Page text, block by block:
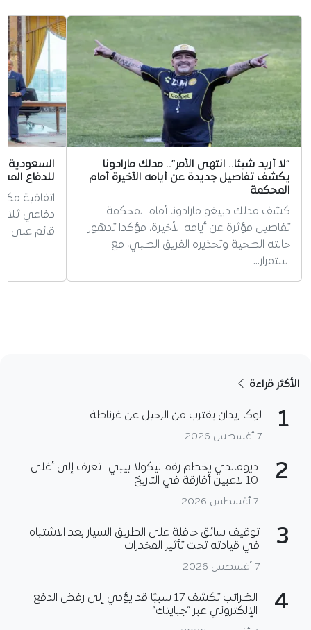
“لا أريد شيئا.. انتهى الأمر”.. مدلك مارادونا
يكشف تفاصيل جديدة عن أيامه الأخيرة أمام
المحكمة
كشف مدلك دييغو مارادونا أمام المحكمة
تفاصيل مؤثرة عن أيامه الأخيرة، مؤكدا تدهور
حالته الصحية وتحذيره الفريق الطبي، مع
استمرار…
السعودية
للدفاع
اتفاقية
دفاعي
قائم على
الأكثر قراءة
1 لوكا زيدان يقترب من الرحيل عن غرناطة
7 أغسطس 2026
2
ديوماندي يحطم رقم نيكولا بيبي.. تعرف إلى أغلى
10 لاعبين أفارقة في التاريخ
7 أغسطس 2026
3
توقيف سائق حافلة على الطريق السيار بعد الاشتباه
في قيادته تحت تأثير المخدرات
7 أغسطس 2026
4
الضرائب تكشف 17 سببًا قد يؤدي إلى رفض الدفع
الإلكتروني عبر “جبايتك”